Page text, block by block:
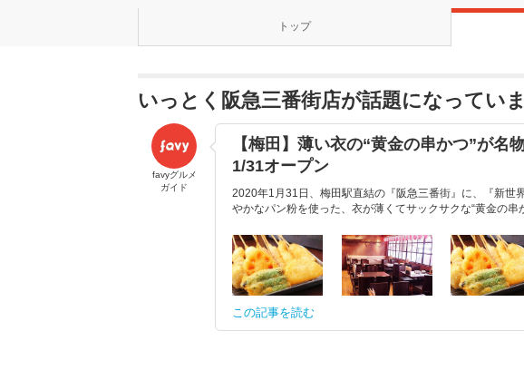
トップ
いっとく阪急三番街店が話題になってい
favyグルメ
ガイド
【梅田】薄い衣の“黄金の串かつ”が名
1/31オープン
2020年1月31日、梅田駅直結の『阪急三番街』に、『新世
やかなパン粉を使った、衣が薄くてサックサクな“黄金の串
この記事を読む